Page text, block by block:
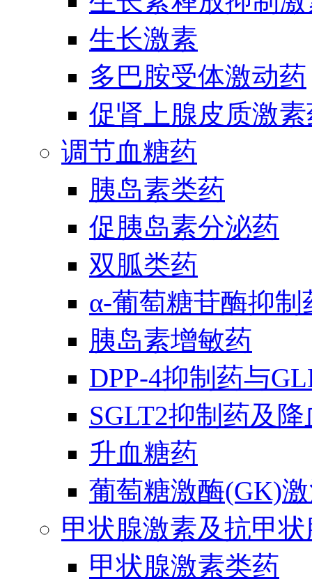
生长激素
多巴胺受体激动药
促肾上腺皮质激
调节血糖药
胰岛素类药
促胰岛素分泌药
双胍类药
α-葡萄糖苷酶抑制
胰岛素增敏药
DPP-4抑制药与
SGLT2抑制药及
升血糖药
葡萄糖激酶(GK)
甲状腺激素及抗甲
甲状腺激素类药